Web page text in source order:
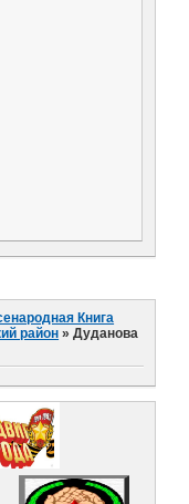
Книга
район »Дуданова